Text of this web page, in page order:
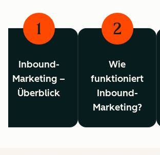
1
Inbound-
Marketing –
Überblick
2
Wie
funktioniert
Inbound-
Marketing?